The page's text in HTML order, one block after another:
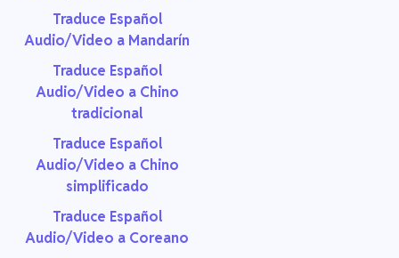
Traduce Español
Audio/Video a Mandarín
Traduce Español
Audio/Video a Chino
tradicional
Traduce Español
Audio/Video a Chino
simplificado
Traduce Español
Audio/Video a Coreano